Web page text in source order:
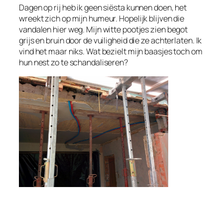
Dagen op rij heb ik geen siësta kunnen doen, het
wreekt zich op mijn humeur. Hopelijk blijven die
vandalen hier weg. Mijn witte pootjes zien begot
grijs en bruin door de vuiligheid die ze achterlaten. Ik
vind het maar niks. Wat bezielt mijn baasjes toch om
hun nest zo te schandaliseren?